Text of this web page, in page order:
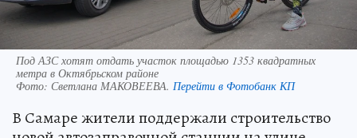
Под АЗС хотят отдать участок площадью 1353 квадратных
метра в Октябрьском районе
Фото: Светлана МАКОВЕЕВА. Перейти в Фотобанк КП
В Самаре жители поддержали строительство